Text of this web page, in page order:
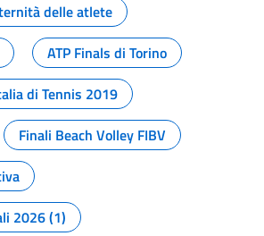
delle atlete
ATP Finals di Torino
di Tennis 2019
Finali Beach Volley FIBV
2026 (1)